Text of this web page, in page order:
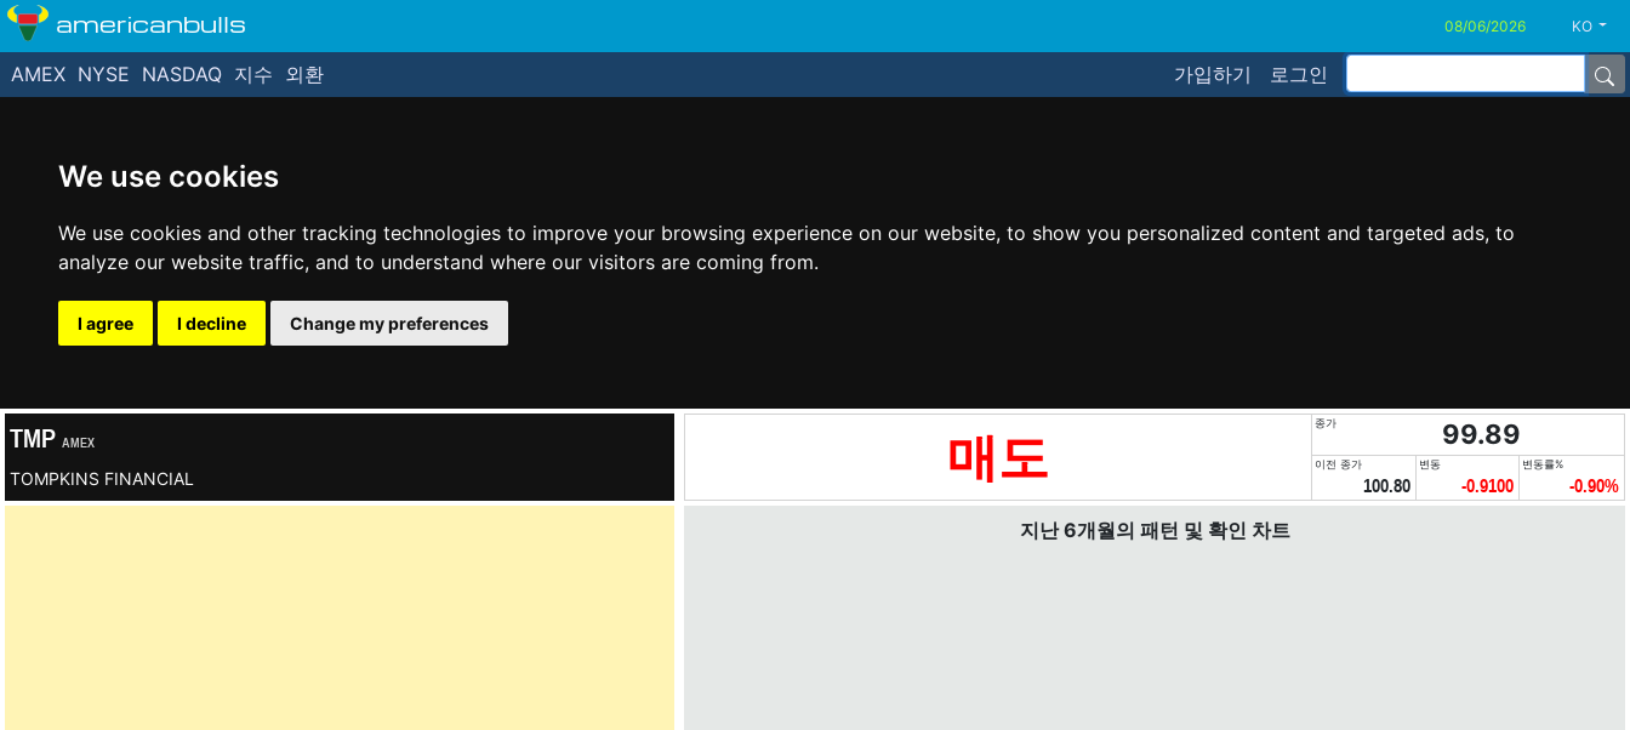
We use cookies
We use cookies and other tracking technologies to improve your browsing experience on our website, to show you personalized content and targeted ads, to
analyze our website traffic, and to understand where our visitors are coming from.
I agree I decline Change my preferences
americanbulls KO
가입하기 로그인
AMEX NYSE NASDAQ 지수 외환
TMP AMEX
TOMPKINS FINANCIAL 매도
종가 99.89
이전 종가
100.80
변동
-0.9100
변동률%
-0.90%
지난 6개월의 패턴 및 확인 차트